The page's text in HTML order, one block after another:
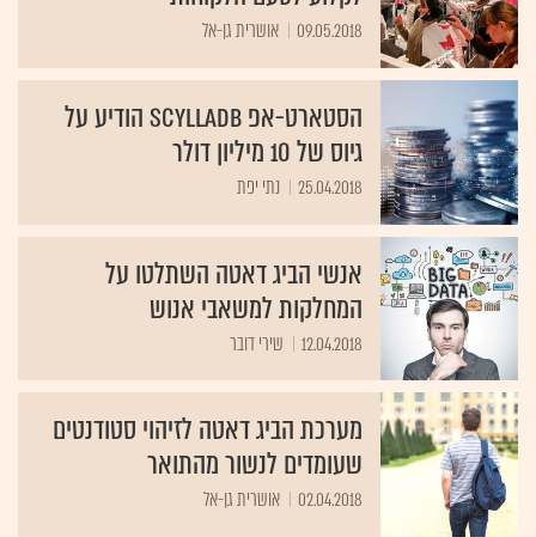
09.05.2018 אושרית גן-אל
הסטארט-אפ ScyllaDB הודיע על
גיוס של 10 מיליון דולר
25.04.2018 נתי יפת
אנשי הביג דאטה השתלטו על
המחלקות למשאבי אנוש
12.04.2018 שירי דובר
מערכת הביג דאטה לזיהוי סטודנטים
שעומדים לנשור מהתואר
02.04.2018 אושרית גן-אל